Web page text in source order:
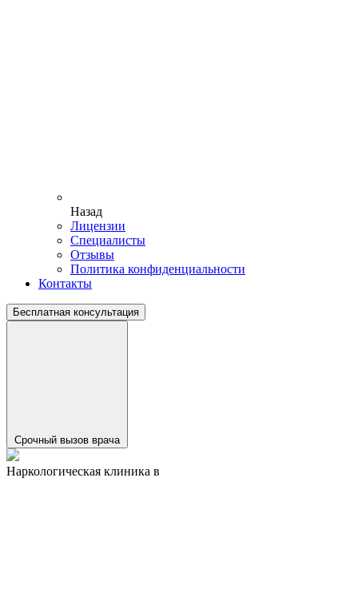
Назад
Лицензии
Специалисты
Отзывы
Политика конфиденциальности
Контакты
Бесплатная консультация
Срочный вызов врача
Наркологическая клиника в